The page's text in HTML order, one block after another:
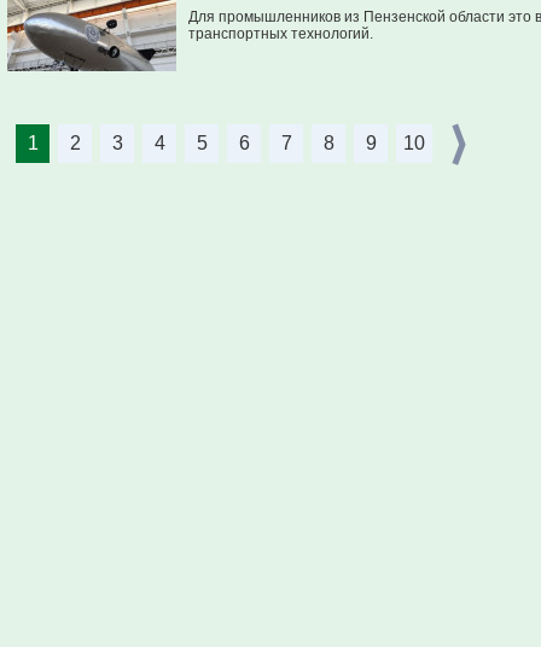
Для промышленников из Пензенской области это
транспортных технологий.
1 2 3 4 5 6 7 8 9 10